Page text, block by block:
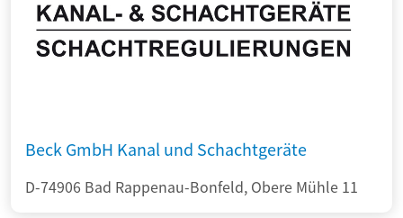
Beck GmbH Kanal und Schachtgeräte
D-74906 Bad Rappenau-Bonfeld, Obere Mühle 11